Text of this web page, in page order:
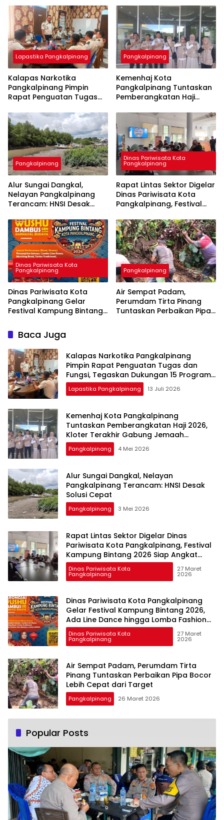
Lapastika Pangkalpinang
Kalapas Narkotika
Pangkalpinang Pimpin
Rapat Penguatan Tugas
Dukungan 15 Program Aksi
Kementerian
Pangkalpinang
Kemenhaj Kota
Pangkalpinang Tuntaskan
Pemberangkatan Haji
Gabung Jemaah
Palembang
Pangkalpinang
Alur Sungai Dangkal,
Nelayan Pangkalpinang
Terancam: HNSI Desak
Dinas Pariwisata Kota
Pangkalpinang
Rapat Lintas Sektor Digelar
Dinas Pariwisata Kota
Pangkalpinang, Festival
Siap Angkat Budaya
Cengbeng di
Pangkalpinang
Dinas Pariwisata Kota
Pangkalpinang
Dinas Pariwisata Kota
Pangkalpinang Gelar
Festival Kampung Bintang
hingga Lomba Fashion
Show
Pangkalpinang
Air Sempat Padam,
Perumdam Tirta Pinang
Tuntaskan Perbaikan Pipa
Baca Juga
Kalapas Narkotika Pangkalpinang
Pimpin Rapat Penguatan Tugas dan
Fungsi, Tegaskan Dukungan 15 Program
Aksi Kementerian
Lapastika Pangkalpinang 13 Juli 2026
Kemenhaj Kota Pangkalpinang
Tuntaskan Pemberangkatan Haji 2026,
Kloter Terakhir Gabung Jemaah
Palembang
Pangkalpinang 4 Mei 2026
Alur Sungai Dangkal, Nelayan
Pangkalpinang Terancam: HNSI Desak
Solusi Cepat
Pangkalpinang 3 Mei 2026
Rapat Lintas Sektor Digelar Dinas
Pariwisata Kota Pangkalpinang, Festival
Kampung Bintang 2026 Siap Angkat
Budaya Cengbeng di Pangkalpinang
Dinas Pariwisata Kota
Pangkalpinang
27 Maret
2026
Dinas Pariwisata Kota Pangkalpinang
Gelar Festival Kampung Bintang 2026,
Ada Line Dance hingga Lomba Fashion
Show
Dinas Pariwisata Kota
Pangkalpinang
27 Maret
2026
Air Sempat Padam, Perumdam Tirta
Pinang Tuntaskan Perbaikan Pipa Bocor
Lebih Cepat dari Target
Pangkalpinang 26 Maret 2026
Popular Posts